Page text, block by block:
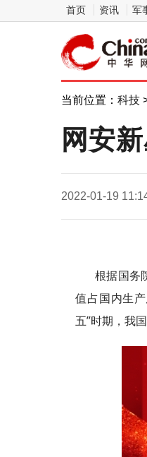
首页 资讯 军
当前位置： 科技
网安
2022-01-19
根据国务
值占国内生
五”时期，我